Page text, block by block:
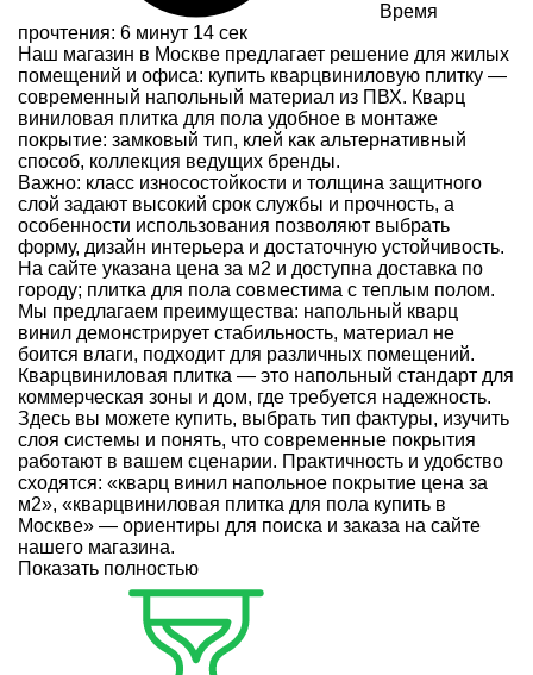
Время
прочтения: 6 минут 14 сек
Наш магазин в Москве предлагает решение для жилых
помещений и офиса: купить кварцвиниловую плитку —
современный напольный материал из ПВХ. Кварц
виниловая плитка для пола удобное в монтаже
покрытие: замковый тип, клей как альтернативный
способ, коллекция ведущих бренды.
Важно: класс износостойкости и толщина защитного
слой задают высокий срок службы и прочность, а
особенности использования позволяют выбрать
форму, дизайн интерьера и достаточную устойчивость.
На сайте указана цена за м2 и доступна доставка по
городу; плитка для пола совместима с теплым полом.
Мы предлагаем преимущества: напольный кварц
винил демонстрирует стабильность, материал не
боится влаги, подходит для различных помещений.
Кварцвиниловая плитка — это напольный стандарт для
коммерческая зоны и дом, где требуется надежность.
Здесь вы можете купить, выбрать тип фактуры, изучить
слоя системы и понять, что современные покрытия
работают в вашем сценарии. Практичность и удобство
сходятся: «кварц винил напольное покрытие цена за
м2», «кварцвиниловая плитка для пола купить в
Москве» — ориентиры для поиска и заказа на сайте
нашего магазина.
Показать полностью